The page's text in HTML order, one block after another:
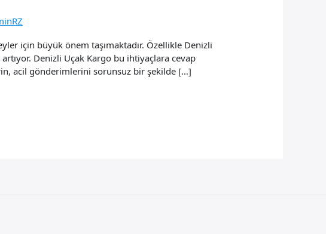
için büyük önem taşımaktadır. Özellikle Denizli
Denizli Uçak Kargo bu ihtiyaçlara cevap
acil gönderimlerini sorunsuz bir şekilde […]